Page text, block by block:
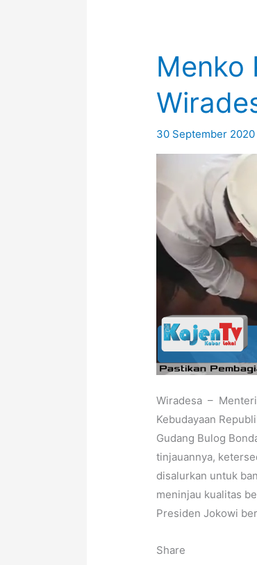
Menko
30 September 2020
Wiradesa – Menteri
Kebudayaan
Gudang Bulog
tinjauannya,
disalurkan untuk
meninjau kualitas
Presiden Jokowi
Share